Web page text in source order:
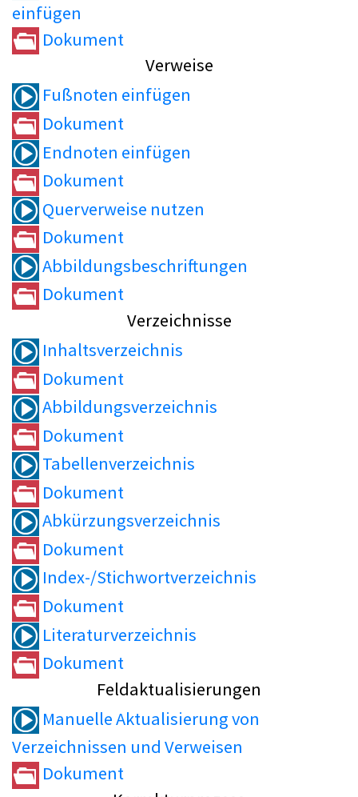
einfügen
Dokument
Verweise
Fußnoten einfügen
Dokument
Endnoten einfügen
Dokument
Querverweise nutzen
Dokument
Abbildungsbeschriftungen
Dokument
Verzeichnisse
Inhaltsverzeichnis
Dokument
Abbildungsverzeichnis
Dokument
Tabellenverzeichnis
Dokument
Abkürzungsverzeichnis
Dokument
Index-/Stichwortverzeichnis
Dokument
Literaturverzeichnis
Dokument
Feldaktualisierungen
Manuelle Aktualisierung von
Verzeichnissen und Verweisen
Dokument